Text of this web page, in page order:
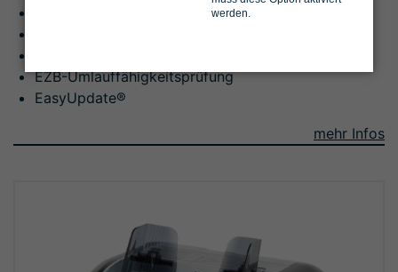
Verarbeitet bis zu 1.200 Noten/Min.
EZB-Umlauffähigkeitsprüfung
EasyUpdate®
mehr Infos
werden.